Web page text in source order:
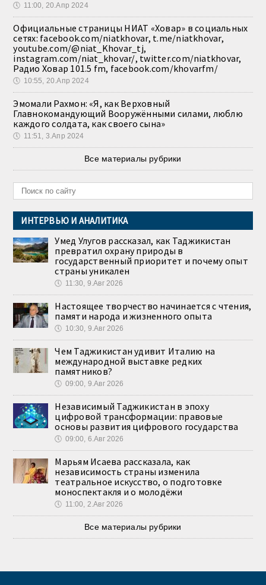
🕔 11:00, 20.Апр 2024
Официальные страницы НИАТ «Ховар» в социальных
сетях: facebook.com/niatkhovar, t.me/niatkhovar,
youtube.com/@niat_Khovar_tj,
instagram.com/niat_khovar/, twitter.com/niatkhovar,
Радио Ховар 101.5 fm, facebook.com/khovarfm/
🕔 10:55, 20.Апр 2024
Эмомали Рахмон: «Я, как Верховный
Главнокомандующий Вооружёнными силами, люблю
каждого солдата, как своего сына»
🕔 11:51, 3.Апр 2024
Все материалы рубрики
ИНТЕРВЬЮ И АНАЛИТИКА
Умед Улугов рассказал, как Таджикистан
превратил охрану природы в
государственный приоритет и почему опыт
страны уникален
🕔 11:30, 9.Авг 2026
Настоящее творчество начинается с чтения,
памяти народа и жизненного опыта
🕔 10:30, 9.Авг 2026
Чем Таджикистан удивит Италию на
международной выставке редких
памятников?
🕔 09:00, 9.Авг 2026
Независимый Таджикистан в эпоху
цифровой трансформации: правовые
основы развития цифрового государства
🕔 09:00, 6.Авг 2026
Марьям Исаева рассказала, как
независимость страны изменила
театральное искусство, о подготовке
моноспектакля и о молодёжи
🕔 11:00, 2.Авг 2026
Все материалы рубрики